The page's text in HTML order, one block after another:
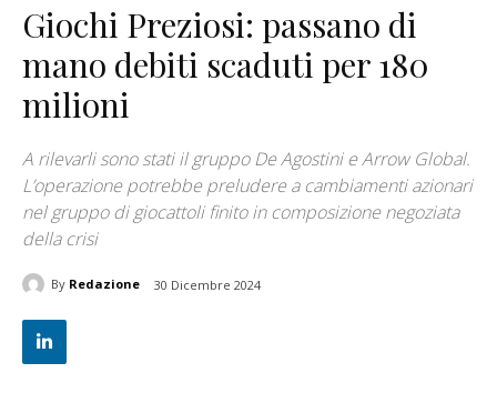
Giochi Preziosi: passano di
mano debiti scaduti per 180
milioni
A rilevarli sono stati il gruppo De Agostini e Arrow Global.
L’operazione potrebbe preludere a cambiamenti azionari
nel gruppo di giocattoli finito in composizione negoziata
della crisi
By Redazione 30 Dicembre 2024